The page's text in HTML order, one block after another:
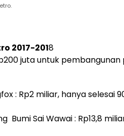
2017-2018
juta untuk pembangunan
: Rp2 miliar, hanya selesai
Bumi Sai Wawai : Rp13,8